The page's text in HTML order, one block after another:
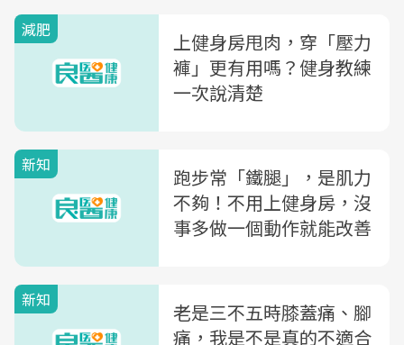
減肥
上健身房甩肉，穿「壓力
褲」更有用嗎？健身教練
一次說清楚
新知
跑步常「鐵腿」，是肌力
不夠！不用上健身房，沒
事多做一個動作就能改善
新知
老是三不五時膝蓋痛、腳
痛，我是不是真的不適合